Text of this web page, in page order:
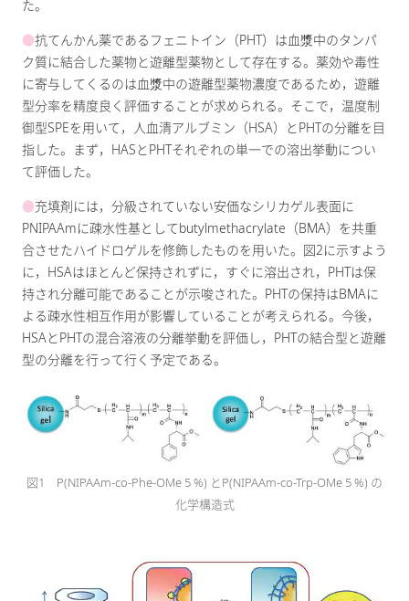
た。
●抗てんかん薬であるフェニトイン（PHT）は血漿中のタンパ
ク質に結合した薬物と遊離型薬物として存在する。薬効や毒性
に寄与してくるのは血漿中の遊離型薬物濃度であるため，遊離
型分率を精度良く評価することが求められる。そこで，温度制
御型SPEを用いて，人血清アルブミン（HSA）とPHTの分離を目
指した。まず，HASとPHTそれぞれの単一での溶出挙動につい
て評価した。
●充填剤には，分級されていない安価なシリカゲル表面に
PNIPAAmに疎水性基としてbutylmethacrylate（BMA）を共重
合させたハイドロゲルを修飾したものを用いた。図2に示すよう
に，HSAはほとんど保持されずに，すぐに溶出され，PHTは保
持され分離可能であることが示唆された。PHTの保持はBMAに
よる疎水性相互作用が影響していることが考えられる。今後，
HSAとPHTの混合溶液の分離挙動を評価し，PHTの結合型と遊離
型の分離を行って行く予定である。
図1 P(NIPAAm-co-Phe-OMe 5 %) とP(NIPAAm-co-Trp-OMe 5 %) の
化学構造式